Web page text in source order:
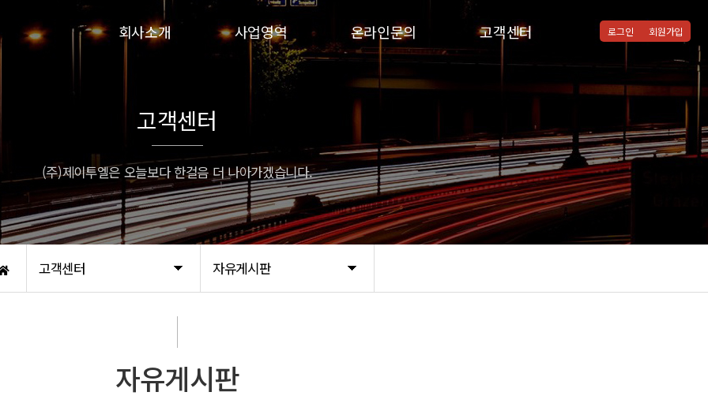
회사소개
비전
인증서
오시는 길
사업영역
인파실
프로인파-G
온라인문의
온라인문의
고객센터
통합검색
자주하시는질문
협력병원
자유게시판
로그인 회원가입
고객센터 자유게시판
고객센터
(주)제이투엘은 오늘보다 한걸음 더 나아가겠습니다.
자유게시판